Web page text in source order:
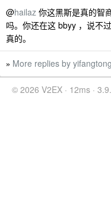
@hailaz 你这黑斯是真的智
吗。你还在这 bbyy ，说不
真的。
» More replies by
© 2026 V2EX · 12ms ·